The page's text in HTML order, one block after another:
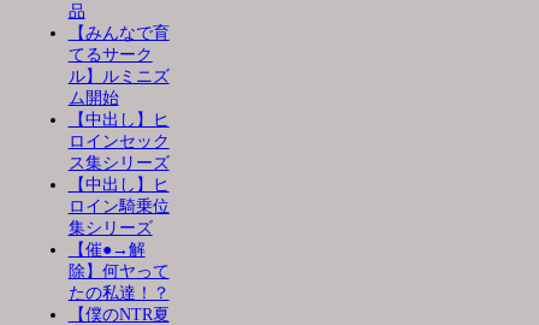
品
【みんなで育
てるサーク
ル】ルミニズ
ム開始
【中出し】ヒ
ロインセック
ス集シリーズ
【中出し】ヒ
ロイン騎乗位
集シリーズ
【催●→解
除】何ヤって
たの私達！？
【僕のNTR夏